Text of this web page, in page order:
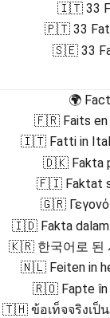
🇮🇹 33
🇵🇹 33
🇸🇪 33
🌍
🇫🇷 Faits en
🇮🇹 Fatti in
🇩🇰 Fakta
🇫🇮 Faktat
🇬🇷
🇮🇩 Fakta dalam
🇰🇷 한국어로 된
🇳🇱 Feiten in
🇷🇴 Fapte în
🇹🇭 ข้อเท็จจริงเป็